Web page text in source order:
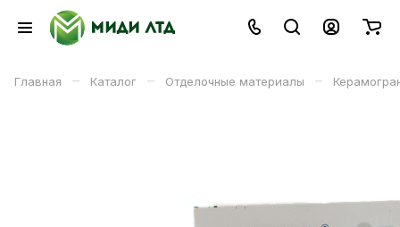
Главная – Каталог – Отделочные материалы –